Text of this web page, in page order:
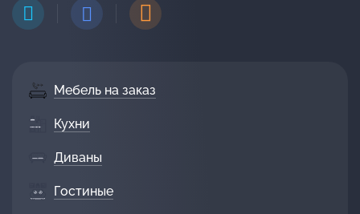
Мебель на заказ
Кухни
Диваны
Гостиные